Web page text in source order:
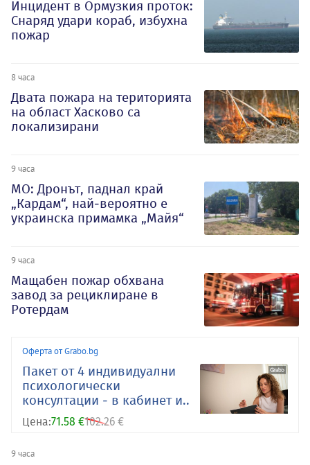
Инцидент в Ормузкия проток:
Снаряд удари кораб, избухна
пожар
8 часа
Двата пожара на територията
на област Хасково са
локализирани
9 часа
МО: Дронът, паднал край
„Кардам“, най-вероятно е
украинска примамка „Майя“
9 часа
Мащабен пожар обхвана
завод за рециклиране в
Ротердам
Оферта от Grabo.bg
Пакет от 4 индивидуални
психологически
консултации - в кабинет и..
Цена:71.58 €102.26 €
9 часа